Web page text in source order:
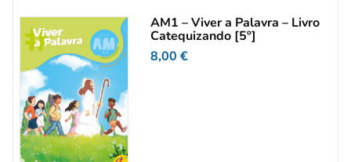
AM1 – Viver a Palavra – Livro
Catequizando [5º]
8,00€